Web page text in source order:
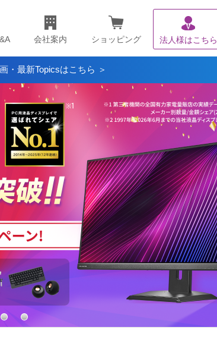
会社案内 ショッピング 法人様はこちら
・最新Topicsはこちら ＞